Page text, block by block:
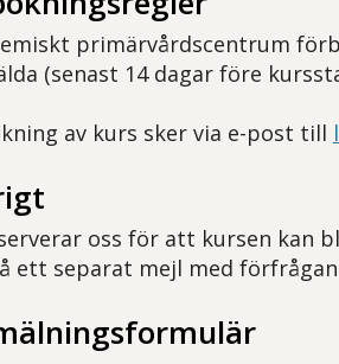
primärvårdscentrum
(senast 14 dagar före
av kurs sker via e-post till
oss för att kursen kan
ett separat mejl med